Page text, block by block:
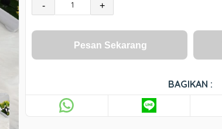
- +
Pesan Sekarang
BAGIKAN :